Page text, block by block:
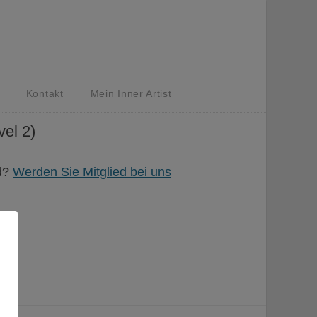
Kontakt Mein Inner Artist
2)
Werden Sie Mitglied bei uns